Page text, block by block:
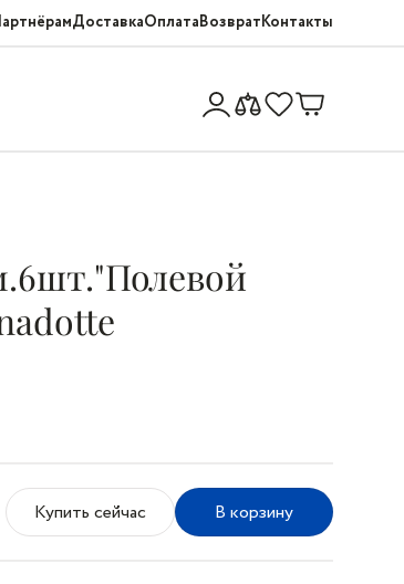
ДоставкаОплатаВозвратКонтакты
Купить сейчас В корзину